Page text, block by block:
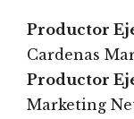
Productor
Cardenas
Productor
Marketing